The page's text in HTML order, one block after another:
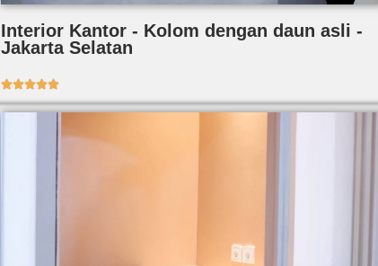
Interior Kantor - Kolom dengan daun asli -
Jakarta Selatan
